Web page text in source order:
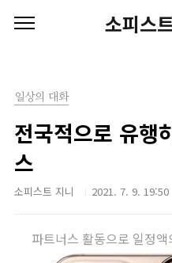
소피스
일상의 대화
전국적으로 유행
스
소피스트 지니 2021. 7. 9. 19:50